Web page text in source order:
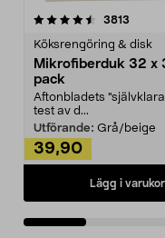
3813
Köksrengöring & disk
Mikrofiberduk 32 x
pack
Aftonbladets "självklara
test av d...
Utförande: Grå/beige
39,90
Lägg i
4.0av 5 stjärnor